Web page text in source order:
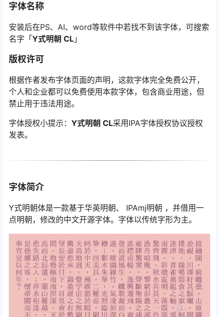
字体名称
安装后在PS、AI、word等软件中若找不到该字体，可搜索
名字「Y式明朝 CL 」
版权许可
根据作者发布字体页面的声明，这款字体完全免费公开，
个人和企业都可以免费使用本款字体，包含商业用途，但
禁止用于违法用途。
字体授权小提示： Y式明朝 CL采用IPA字体授权协议授权
发表。
字体简介
Y式明朝体是一款基于华英明朝、 IPAmj明朝 ，并借用一
点明朝，修改的中文开源字体。字体以传统字形为主。